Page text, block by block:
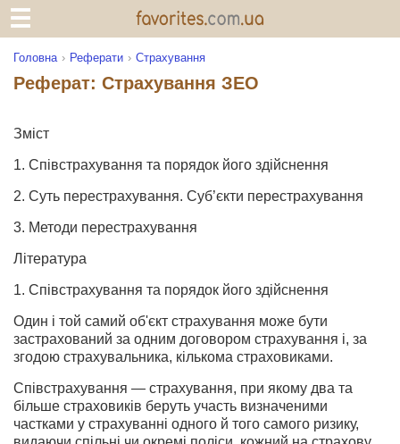
Головна Реферати Страхування
Реферат: Страхування ЗЕО
Зміст
1. Співстрахування та порядок його здійснення
2. Суть перестрахування. Суб’єкти перестрахування
3. Методи перестрахування
Література
1. Співстрахування та порядок його здійснення
Один і той самий об'єкт страхування може бути
застрахований за одним договором страхування і, за
згодою страхувальника, кількома страховиками.
Співстрахування — страхування, при якому два та
більше страховиків беруть участь визначеними
частками у страхуванні одного й того самого ризику,